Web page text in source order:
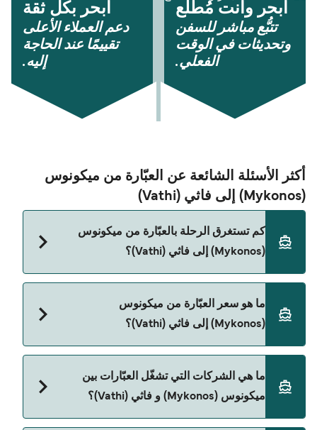
أبحر وأنت مُطّلع
تتبُّع مباشر للسفن
وتحديثات في الوقت
الفعلي.
أبحر بكل ثقة
دعم العملاء الأعلى
تقييمًا عند الحاجة
إليه.
أكثر الأسئلة الشائعة عن العبّارة من ميكونوس
(Mykonos) إلى فاثي (Vathi)
كم تستغرق الرحلة بالعبّارة من ميكونوس
(Mykonos) إلى فاثي (Vathi)؟
(Vathi) تقريباً 5 ساعات 30 دقائق. مدة الإبحار ممكن
تختلف حسب الموسم والشركة، لذلك ننصحك بمراجعة
الأوقات المباشرة باستخدام Direct Ferries Deal
ما هو سعر العبّارة من ميكونوس
(Mykonos) إلى فاثي (Vathi)؟
ما هي الشركات التي تشغّل العبّارات بين
ميكونوس (Mykonos) و فاثي (Vathi)؟